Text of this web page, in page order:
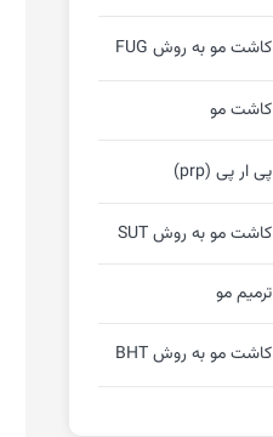
کاشت مو به روش FUG
کاشت مو
پی ار پی (prp)
کاشت مو به روش SUT
ترمیم مو
کاشت مو به روش BHT